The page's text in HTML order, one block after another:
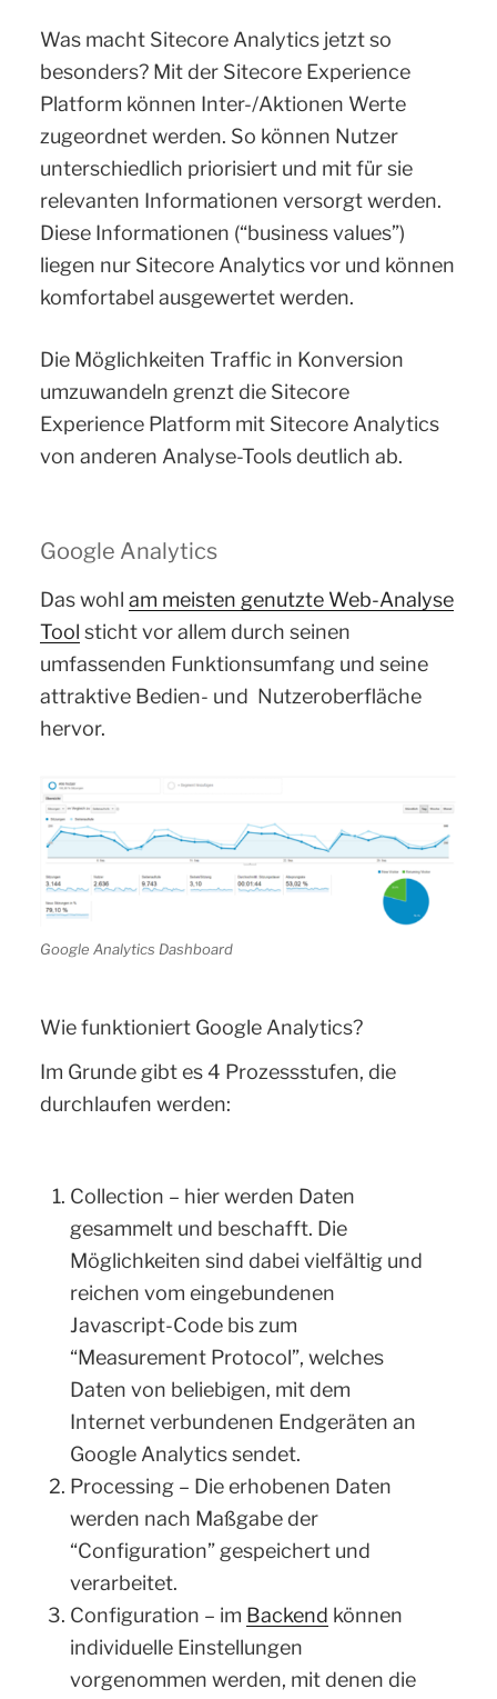
Was macht Sitecore Analytics jetzt so
besonders? Mit der Sitecore Experience
Platform können Inter-/Aktionen Werte
zugeordnet werden. So können Nutzer
unterschiedlich priorisiert und mit für sie
relevanten Informationen versorgt werden.
Diese Informationen (“business values”)
liegen nur Sitecore Analytics vor und können
komfortabel ausgewertet werden.
Die Möglichkeiten Traffic in Konversion
umzuwandeln grenzt die Sitecore
Experience Platform mit Sitecore Analytics
von anderen Analyse-Tools deutlich ab.
Google Analytics
Das wohl am meisten genutzte Web-Analyse
Tool sticht vor allem durch seinen
umfassenden Funktionsumfang und seine
attraktive Bedien- und Nutzeroberfläche
hervor.
Google Analytics Dashboard
Wie funktioniert Google Analytics?
Im Grunde gibt es 4 Prozessstufen, die
durchlaufen werden:
Collection – hier werden Daten
gesammelt und beschafft. Die
Möglichkeiten sind dabei vielfältig und
reichen vom eingebundenen
Javascript-Code bis zum
“Measurement Protocol”, welches
Daten von beliebigen, mit dem
Internet verbundenen Endgeräten an
Google Analytics sendet.
Processing – Die erhobenen Daten
werden nach Maßgabe der
“Configuration” gespeichert und
verarbeitet.
Configuration – im Backend können
individuelle Einstellungen
vorgenommen werden, mit denen die